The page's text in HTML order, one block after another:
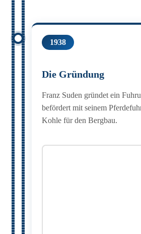
1938
Die Gründung
Franz Suden gründet ein
befördert mit seinem
Kohle für den Bergbau.